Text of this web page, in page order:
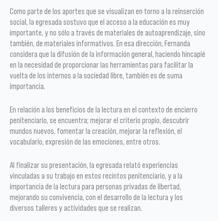
Como parte de los aportes que se visualizan en torno a la reinserción
social, la egresada sostuvo que el acceso a la educación es muy
importante, y no sólo a través de materiales de autoaprendizaje, sino
también, de materiales informativos. En esa dirección, Fernanda
considera que la difusión de la información general, haciendo hincapié
en la necesidad de proporcionar las herramientas para facilitar la
vuelta de los internos a la sociedad libre, también es de suma
importancia.
En relación a los beneficios de la lectura en el contexto de encierro
penitenciario, se encuentra; mejorar el criterio propio, descubrir
mundos nuevos, fomentar la creación, mejorar la reflexión, el
vocabulario, expresión de las emociones, entre otros.
Al finalizar su presentación, la egresada relató experiencias
vinculadas a su trabajo en estos recintos penitenciario, y a la
importancia de la lectura para personas privadas de libertad,
mejorando su convivencia, con el desarrollo de la lectura y los
diversos talleres y actividades que se realizan.